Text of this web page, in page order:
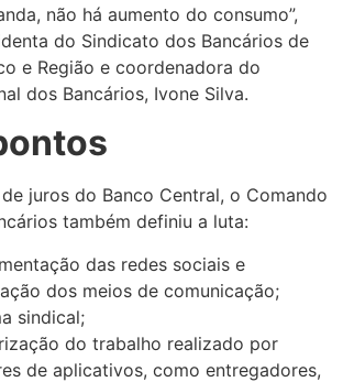
não há aumento do consumo”,
do Sindicato dos Bancários de
e Região e coordenadora do
dos Bancários, Ivone Silva.
juros do Banco Central, o Comando
também definiu a luta:
das redes sociais e
dos meios de comunicação;
sindical;
do trabalho realizado por
de aplicativos, como entregadores,